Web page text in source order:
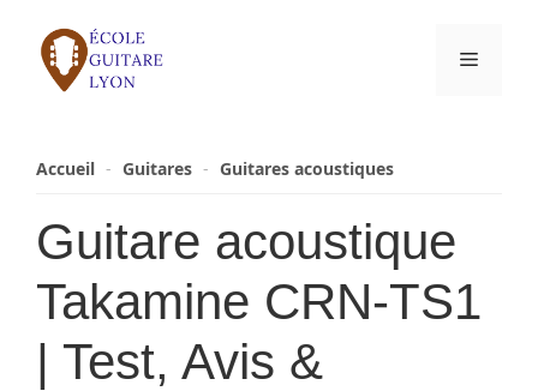
contenu
Menu
Accueil - Guitares - Guitares acoustiques
Guitare acoustique
Takamine CRN-TS1
| Test, Avis &